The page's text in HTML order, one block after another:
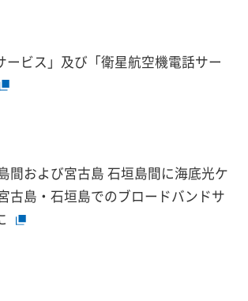
ービス」及び「衛星航空機電話サー
間および宮古島 石垣島間に海底光ケ
古島・石垣島でのブロードバンドサ